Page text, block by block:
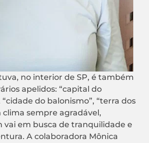
no interior de SP, é também
apelidos: “capital do
do balonismo”, “terra dos
clima sempre agradável,
vai em busca de tranquilidade e
A colaboradora Mônica